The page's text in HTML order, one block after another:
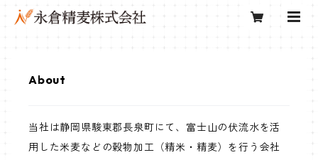
About
当社は静岡県駿東郡長泉町にて、富士山の伏流水を活
用した米麦などの穀物加工（精米・精麦）を行う会社